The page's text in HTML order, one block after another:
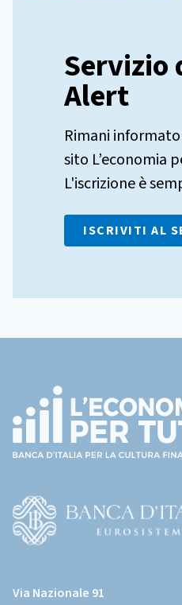
Servizio
Alert
Rimani
sito L’economia
L'iscrizione è
ISCRIVITI AL
page)
sito
Via Nazionale 91